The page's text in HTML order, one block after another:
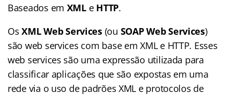
Baseados em XML eHTTP.
OsXML Web Services(ou SOAP Web Services)
são web services com base em XML e HTTP. Esses
web services são uma expressão utilizada para
classificar aplicações que são expostas em uma
rede via o uso de padrões XML e protocolos de